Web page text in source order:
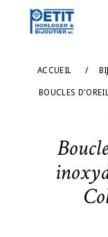
ACCUEIL /
BOUCLES